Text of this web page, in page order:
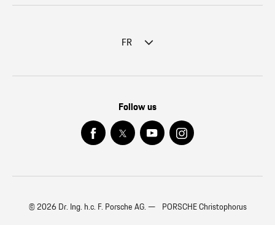
FR
Follow us
© 2026 Dr. Ing. h.c. F. Porsche AG. — PORSCHE Christophorus